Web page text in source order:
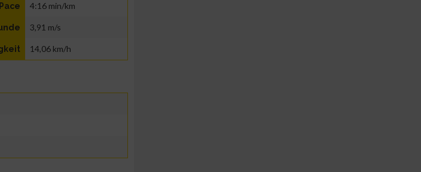
Pace 4:16 min/km
3,91 m/s
14,06 km/h